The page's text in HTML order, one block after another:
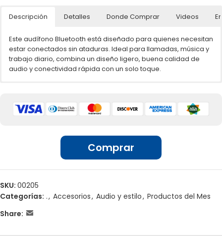
Descripción Detalles Donde Comprar Videos
Este audífono Bluetooth está diseñado para quienes necesitan
estar conectados sin ataduras. Ideal para llamadas, música y
trabajo diario, combina un diseño ligero, buena calidad de
audio y conectividad rápida con un solo toque.
Autonomía:Reproducción de música durante 2-3 horas y
5 horas de carga.
Sonido de alta definición.
Diseño compacto y liviano:cómodo para llevarlo todo el
Comprar
SKU: 00205
Categorías: ., Accesorios, Audio y estilo, Productos del Mes
Share: